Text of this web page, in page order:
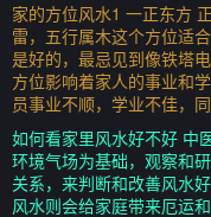
家的方位风水1 一正东方
雷，五行属木这个方位适
是好的，最忌见到像铁塔
方位影响着家人的事业和
员事业不顺，学业不佳，同
如何看家里风水好不好 中
环境气场为基础，观察和
关系，来判断和改善风水
风水则会给家庭带来厄运